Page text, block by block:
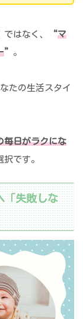
はなく、 “マ
” 。
たの生活スタイ
毎日がラクにな
です。
「失敗しな